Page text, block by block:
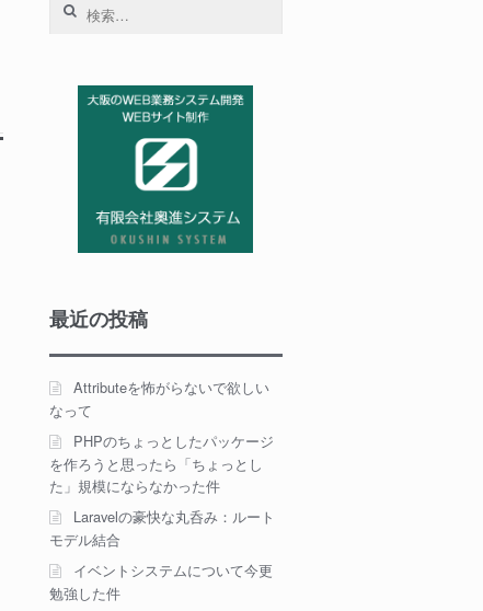
最近の投稿
Attributeを怖がらないで欲しい
なって
PHPのちょっとしたパッケージ
を作ろうと思ったら「ちょっとし
た」規模にならなかった件
Laravelの豪快な丸呑み：ルート
モデル結合
イベントシステムについて今更
勉強した件